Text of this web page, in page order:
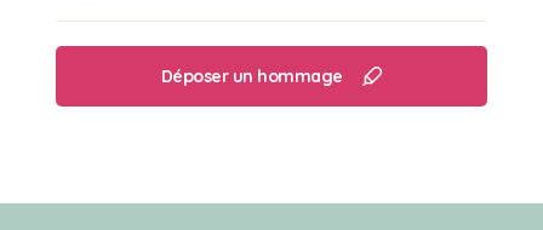
Déposer un hommage